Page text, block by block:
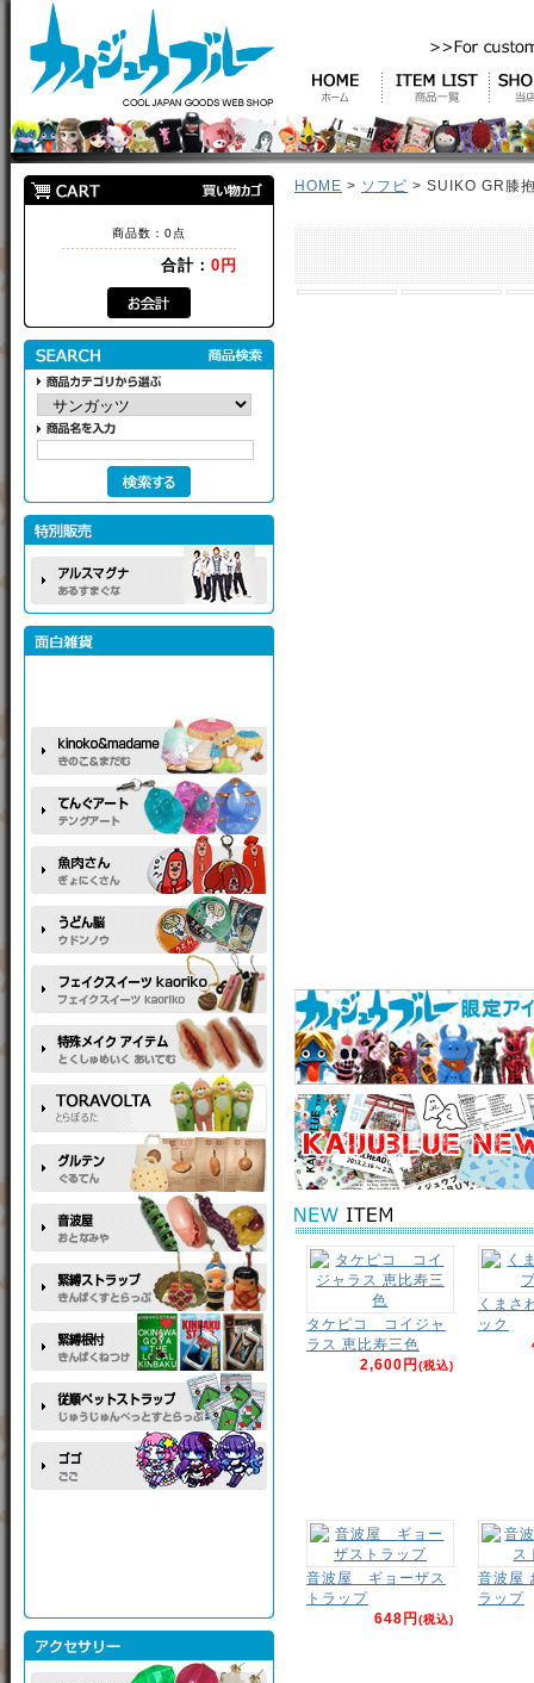
商品数：0点
合計： 0円
HOME > ソフビ > SUIKO GR膝
タケピコ コイジャ
ラス 恵比寿三色
2,600円(税込)
くまさ
ック
音波屋 ギョーザス
トラップ
648円(税込)
音波屋
ラップ